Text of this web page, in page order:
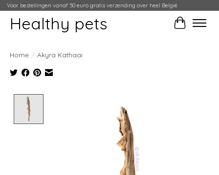
Voor bestellingen vanaf 50 euro gratis verzending over heel België
Healthy pets
Home / Akyra Kathaai